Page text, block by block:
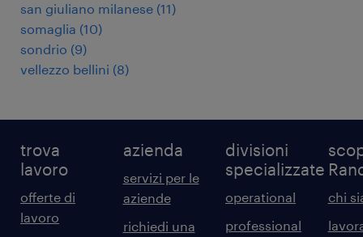
san giuliano milanese (11)
somaglia (10)
sondrio (9)
vellezzo bellini (8)
trova
lavoro
offerte di
lavoro
azienda
servizi per le
aziende
richiedi una
divisioni
specializzate
operational
professional
chi